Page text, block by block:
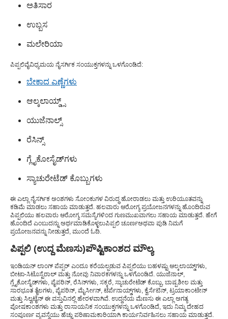
ಅತಿಸಾರ
ಉಬ್ಬಸ
ಮಲೇರಿಯಾ
ಪಿಪ್ಪಲಿವೈವಿಧ್ಯಮಯ ನೈಸರ್ಗಿಕ ಸಂಯುಕ್ತಗಳನ್ನು ಒಳಗೊಂಡಿದೆ:
ಬೇಕಾದ ಎಣ್ಣೆಗಳು
ಆಲ್ಕಲಾಯ್ಡ್ಸ್
ಯುಜೆನಾಲ್ಸ್
ರೆಸಿನ್ಸ್
ಗ್ಲೈಕೋಸೈಡ್‌ಗಳು
ಸ್ಯಾಚುರೇಟೆಡ್ ಕೊಬ್ಬುಗಳು
ಈ ಎಲ್ಲಾ ನೈಸರ್ಗಿಕ ಅಂಶಗಳು ಸೋಂಕುಗಳ ವಿರುದ್ಧ ಹೋರಾಡಲು ಮತ್ತು ಉರಿಯೂತವನ್ನು
ಕಡಿಮೆ ಮಾಡಲು ಸಹಾಯ ಮಾಡುತ್ತದೆ. ಹಲವಾರು ಆರೋಗ್ಯ ಪ್ರಯೋಜನಗಳನ್ನು ಹೊಂದಿರುವ
ಪಿಪ್ಪಲಿಯು ಹಲವಾರು ಆರೋಗ್ಯ ಸಮಸ್ಯೆಗಳಿಂದ ಗುಣಮುಖವಾಗಲು ಸಹಾಯ ಮಾಡುತ್ತದೆ. ಹೇಗೆ
ಹೊಂದಿದೆ ಎಂಬುದನ್ನು ಅರ್ಥಮಾಡಿಕೊಳ್ಳಲುಪಿಪ್ಪಲಿ ಚೂರ್ಣಅಥವಾ ಪುಡಿ ನಿಮಗೆ
ಪ್ರಯೋಜನವನ್ನು ನೀಡುತ್ತದೆ, ಮುಂದೆ ಓದಿ.
ಪಿಪ್ಪಲಿ (ಉದ್ದ ಮೆಣಸು)ಪೌಷ್ಟಿಕಾಂಶದ ಮೌಲ್ಯ
ಇಂಡಿಯನ್ ಲಾಂಗ್ ಪೆಪ್ಪರ್ ಎಂದೂ ಕರೆಯಲ್ಪಡುವ ಪಿಪ್ಪಲಿಯು ಬಹಳಷ್ಟು ಆಲ್ಕಲಾಯ್ಡ್‌ಗಳು,
ಬೀಟಾ-ಸಿಟೊಸ್ಟೆರಾಲ್ ಮತ್ತು ನೋವು ನಿವಾರಕಗಳನ್ನು ಒಳಗೊಂಡಿದೆ. ಯುಜೆನಾಲ್,
ಗ್ಲೈಕೋಸೈಡ್‌ಗಳು, ಪೈಪರಿನ್, ರೆಸಿನ್‌ಗಳು, ಸಕ್ಕರೆ, ಸ್ಯಾಚುರೇಟೆಡ್ ಕೊಬ್ಬು, ಬಾಷ್ಪಶೀಲ ಮತ್ತು
ಸಾರಭೂತ ತೈಲಗಳು, ಪೈಪರಿನ್, ಮೈರ್ಸೀನ್, ಟೆರ್ಪೆನಾಯ್ಡ್‌ಗಳು, ಕ್ವೆರ್ಸೆಟಿನ್, ಟ್ರಯಾಕಾಂಟೇನ್
ಮತ್ತು ಸಿಲ್ವಟೈನ್ ಈ ವಸ್ತುವಿನಲ್ಲಿ ಹೇರಳವಾಗಿವೆ. ಉದ್ದನೆಯ ಮೆಣಸು ಈ ಎಲ್ಲಾ ಅಗತ್ಯ
ಪೋಷಕಾಂಶಗಳು ಮತ್ತು ರಾಸಾಯನಿಕ ಸಂಯುಕ್ತಗಳನ್ನು ಒಳಗೊಂಡಿದೆ, ಇದು ನಿಮ್ಮ ದೇಹದ
ಸಂಪೂರ್ಣ ವ್ಯವಸ್ಥೆಯು ಹೆಚ್ಚು ಪರಿಣಾಮಕಾರಿಯಾಗಿ ಕಾರ್ಯನಿರ್ವಹಿಸಲು ಸಹಾಯ ಮಾಡುತ್ತದೆ.